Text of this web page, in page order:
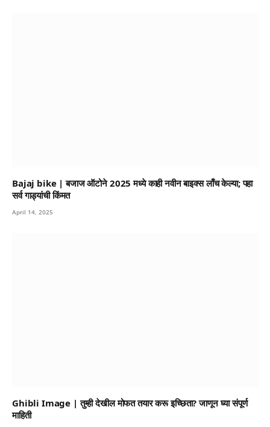
Bajaj bike | बजाज ऑटोने 2025 मध्ये काही नवीन बाइक्स लाँच केल्या; पहा
सर्व गाड्यांची किंमत
April 14, 2025
Ghibli Image | तुम्ही देखील मोफत तयार करू इच्छिता? जाणून घ्या संपूर्ण
माहिती